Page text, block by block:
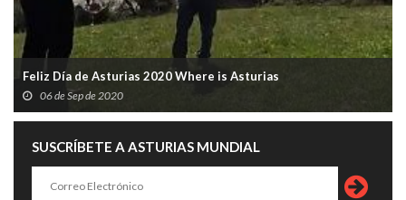
Feliz Día de Asturias 2020 Where is Asturias
06 de Sep de 2020
SUSCRÍBETE A ASTURIAS MUNDIAL